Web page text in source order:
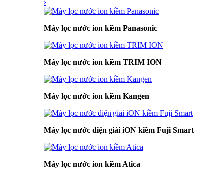
›
Máy lọc nước ion kiềm Panasonic
Máy lọc nước ion kiềm TRIM ION
Máy lọc nước ion kiềm Kangen
Máy lọc nước điện giải iON kiềm Fuji Smart
Máy lọc nước ion kiềm Atica